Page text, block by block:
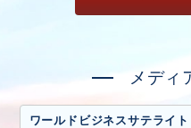
メディ
ワールドビジネスサテライト